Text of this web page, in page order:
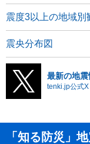
震度3以上の地域別
震央分布図
最新の地
tenki.jp公式X
「知る防災」